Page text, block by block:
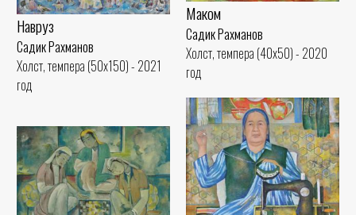
Маком
Садик Рахманов
Холст, темпера (40x50) - 2020
год
Навруз
Садик Рахманов
Холст, темпера (50x150) - 2021
год